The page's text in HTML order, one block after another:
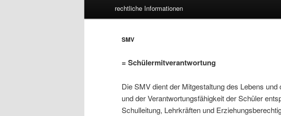
Inhalt
wechseln
rechtliche Informationen
SMV
= Schülermitverantwortung
Die SMV dient der Mitgestaltung des Lebens
und der Verantwortungsfähigkeit der Schüler
Schulleitung, Lehrkräften und